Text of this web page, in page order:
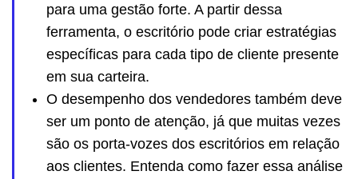
para uma gestão forte. A partir dessa
ferramenta, o escritório pode criar estratégias
específicas para cada tipo de cliente presente
em sua carteira.
O desempenho dos vendedores também deve
ser um ponto de atenção, já que muitas vezes
são os porta-vozes dos escritórios em relação
aos clientes. Entenda como fazer essa análise